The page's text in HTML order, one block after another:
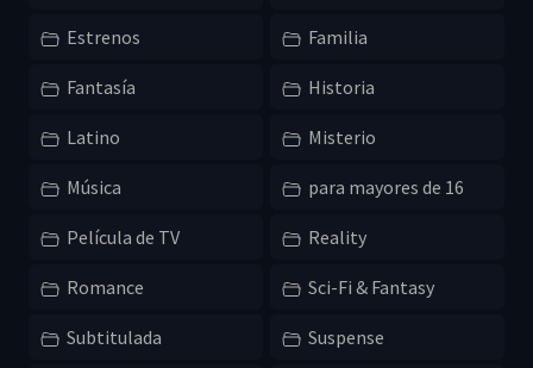
Estrenos Familia
Fantasía Historia
Latino Misterio
Música para mayores de 16
Película de TV Reality
Romance Sci-Fi & Fantasy
Subtitulada Suspense